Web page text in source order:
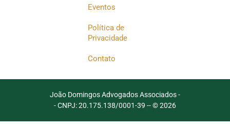
Eventos
Política de
Privacidade
Contato
João Domingos Advogados Associados -
- CNPJ: 20.175.138/0001-39 -- © 2026